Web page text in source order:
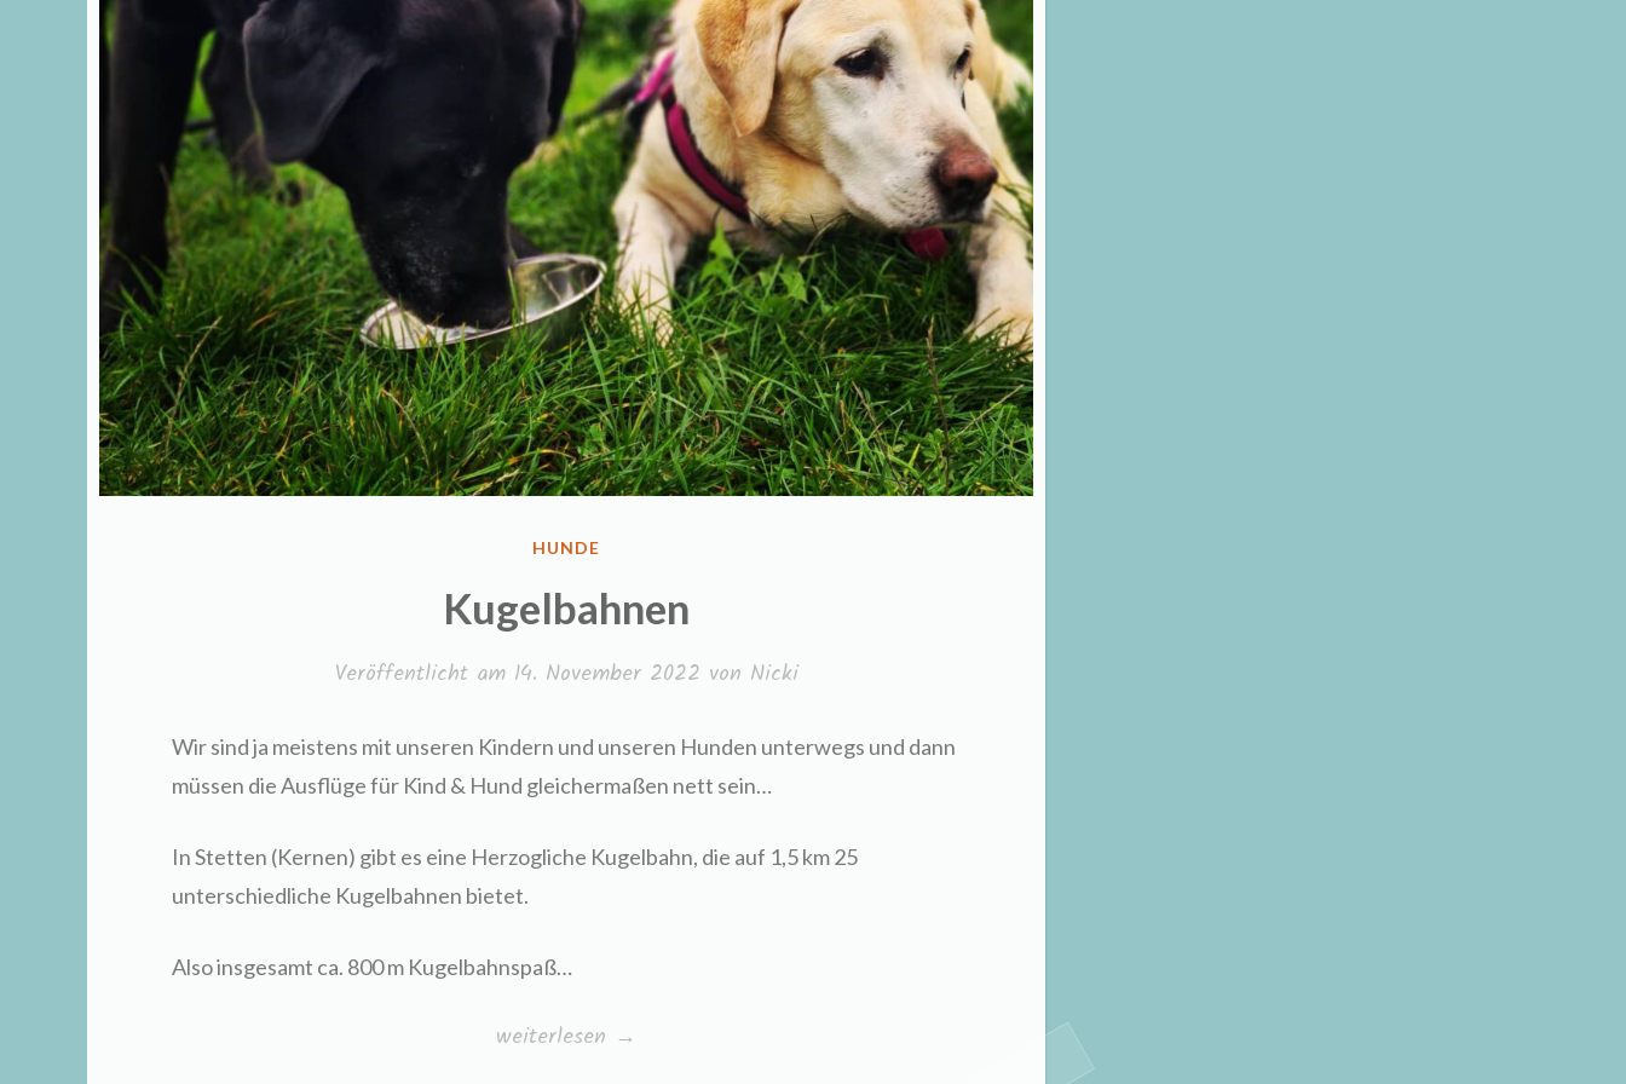
VERÖFFENTLICHT
HUNDE
Kugelbahnen
Veröffentlicht am 14. November 2022 von Nicki
Wir sind ja meistens mit unseren Kindern und unseren Hunden unterwegs und dann
müssen die Ausflüge für Kind & Hund gleichermaßen nett sein…
In Stetten (Kernen) gibt es eine Herzogliche Kugelbahn, die auf 1,5 km 25
unterschiedliche Kugelbahnen bietet.
Also insgesamt ca. 800 m Kugelbahnspaß…
„Kugelbahnen“
weiterlesen →